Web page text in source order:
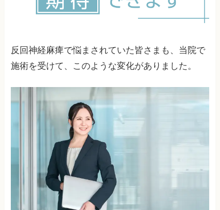
反回神経麻痺で悩まされていた皆さまも、当院で
施術を受けて、このような変化がありました。